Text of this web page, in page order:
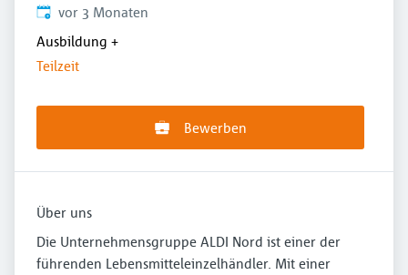
Veröffentlicht:
vor 3 Monaten
Ausbildung +
Teilzeit
Bewerben
Über uns
Die Unternehmensgruppe ALDI Nord ist einer der
führenden Lebensmitteleinzelhändler. Mit einer